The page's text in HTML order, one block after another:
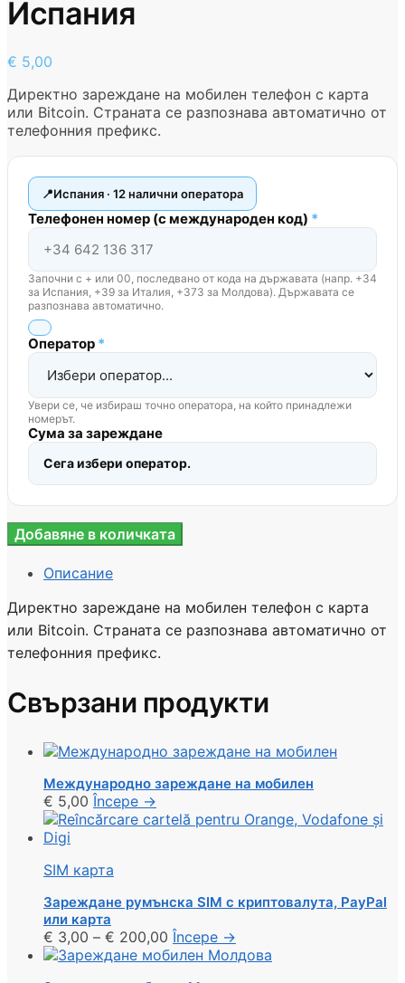
Испания
€ 5,00
Директно зареждане на мобилен телефон с карта
или Bitcoin. Страната се разпознава автоматично от
телефонния префикс.
Испания · 12 налични оператора
Телефонен номер (с международен код) *
Започни с + или 00, последвано от кода на държавата (напр. +34
за Испания, +39 за Италия, +373 за Молдова). Държавата се
разпознава автоматично.
Оператор *
Увери се, че избираш точно оператора, на който принадлежи
номерът.
Сума за зареждане
Сега избери оператор.
количество
за
Зареждане
мобилен
Испания
Добавяне в количката
Описание
Директно зареждане на мобилен телефон с карта
или Bitcoin. Страната се разпознава автоматично от
телефонния префикс.
Свързани продукти
Международно зареждане на мобилен
€ 5,00 Începe →
SIM карта
Зареждане румънска SIM с криптовалута, PayPal
или карта
€ 3,00 – € 200,00 Începe →